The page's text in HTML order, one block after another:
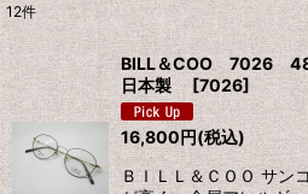
表示数
並び順:
絞り込む
12件
BILL＆COO 7026
日本製 [7026]
16,800円(税込)
ＢＩＬＬ＆ＣＯＯ サン